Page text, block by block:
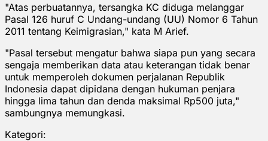
"Atas perbuatannya, tersangka KC diduga melanggar
Pasal 126 huruf C Undang-undang (UU) Nomor 6 Tahun
2011 tentang Keimigrasian," kata M Arief.
"Pasal tersebut mengatur bahwa siapa pun yang secara
sengaja memberikan data atau keterangan tidak benar
untuk memperoleh dokumen perjalanan Republik
Indonesia dapat dipidana dengan hukuman penjara
hingga lima tahun dan denda maksimal Rp500 juta,"
sambungnya memungkasi.
Kategori: